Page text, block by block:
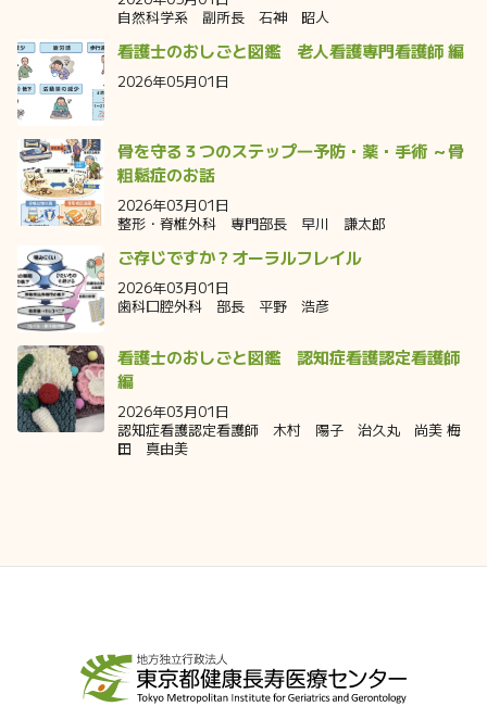
自然科学系 副所長 石神 昭人
看護士のおしごと図鑑 老人看護専門看護師 編
2026年05月01日
骨を守る３つのステップ―予防・薬・手術 ～骨
粗鬆症のお話
2026年03月01日
整形・脊椎外科 専門部長 早川 謙太郎
ご存じですか？オーラルフレイル
2026年03月01日
歯科口腔外科 部長 平野 浩彦
看護士のおしごと図鑑 認知症看護認定看護師
編
2026年03月01日
認知症看護認定看護師 木村 陽子 治久丸 尚美 梅
田 真由美